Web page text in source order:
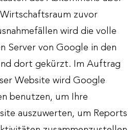
zuvor
wird die volle
Server von Google in den
dort gekürzt. Im Auftrag
Website wird Google
benutzen, um Ihre
auszuwerten, um Reports